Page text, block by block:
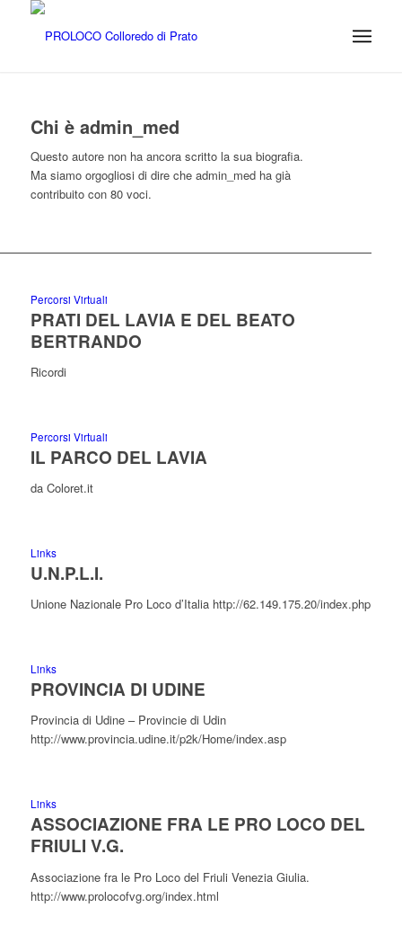
Chi è admin_med
Questo autore non ha ancora scritto la sua biografia.
Ma siamo orgogliosi di dire che admin_medha già
contribuito con 80 voci.
Percorsi Virtuali
PRATI DEL LAVIA E DEL BEATO
BERTRANDO
Ricordi
Percorsi Virtuali
IL PARCO DEL LAVIA
da Coloret.it
Links
U.N.P.L.I.
Unione Nazionale Pro Loco d’Italia http://62.149.175.20/index.php
Links
PROVINCIA DI UDINE
Provincia di Udine – Provincie di Udin
http://www.provincia.udine.it/p2k/Home/index.asp
Links
ASSOCIAZIONE FRA LE PRO LOCO DEL
FRIULI V.G.
Associazione fra le Pro Loco del Friuli Venezia Giulia.
http://www.prolocofvg.org/index.html